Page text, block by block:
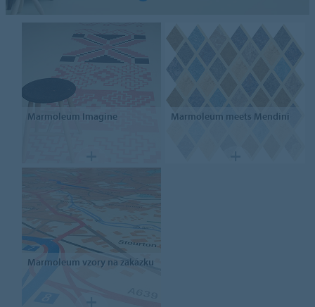
Marmoleum Imagine Marmoleum meets Mendini
Marmoleum vzory na zakázku